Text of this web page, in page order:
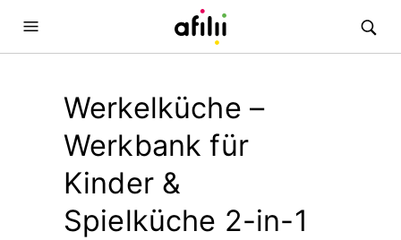
Werkelküche –
Werkbank für
Kinder &
Spielküche 2-in-1